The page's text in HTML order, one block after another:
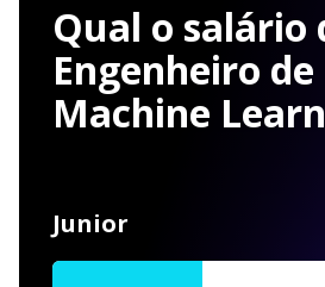
Qual o salário
Engenheiro de
Machine
Junior